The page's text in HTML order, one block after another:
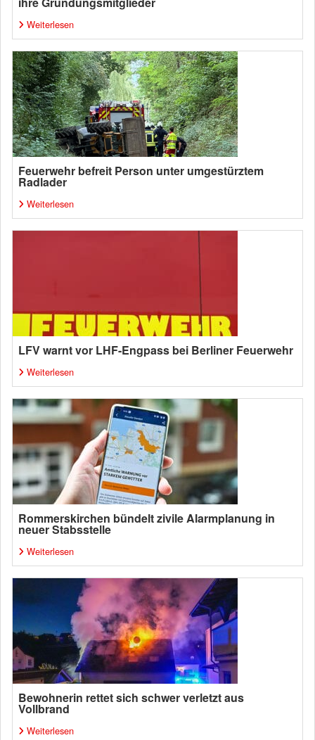
Weiterlesen
Feuerwehr befreit Person unter umgestürztem
Radlader
Weiterlesen
LFV warnt vor LHF-Engpass bei Berliner Feuerwehr
Weiterlesen
Rommerskirchen bündelt zivile Alarmplanung in
neuer Stabsstelle
Weiterlesen
Bewohnerin rettet sich schwer verletzt aus
Vollbrand
Weiterlesen